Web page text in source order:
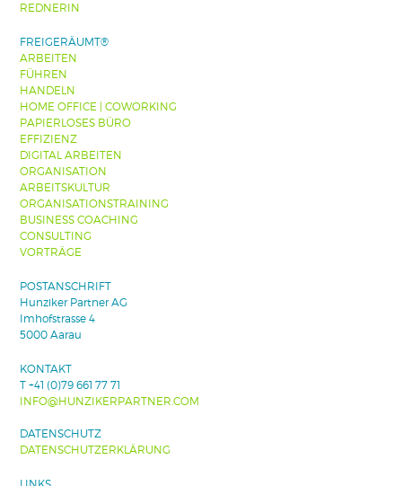
REDNERIN
FREIGERÄUMT®
ARBEITEN
FÜHREN
HANDELN
HOME OFFICE | COWORKING
PAPIERLOSES BÜRO
EFFIZIENZ
DIGITAL ARBEITEN
ORGANISATION
ARBEITSKULTUR
ORGANISATIONSTRAINING
BUSINESS COACHING
CONSULTING
VORTRÄGE
POSTANSCHRIFT
Hunziker Partner AG
Imhofstrasse 4
5000 Aarau
KONTAKT
T +41 (0)79 661 77 71
INFO@HUNZIKERPARTNER.COM
DATENSCHUTZ
DATENSCHUTZERKLÄRUNG